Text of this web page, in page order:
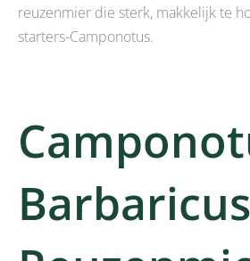
reuzenmier die sterk, makkelijk te
starters-Camponotus.